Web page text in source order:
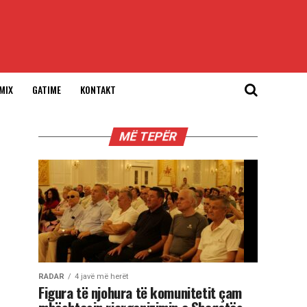
GATIME KONTAKT
MË TEPËR
RADAR 4 javë më herët
Figura të njohura të komunitetit çam